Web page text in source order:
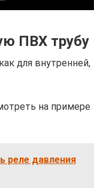
ПВХ трубу
для внутренней,
на примере
реле давления